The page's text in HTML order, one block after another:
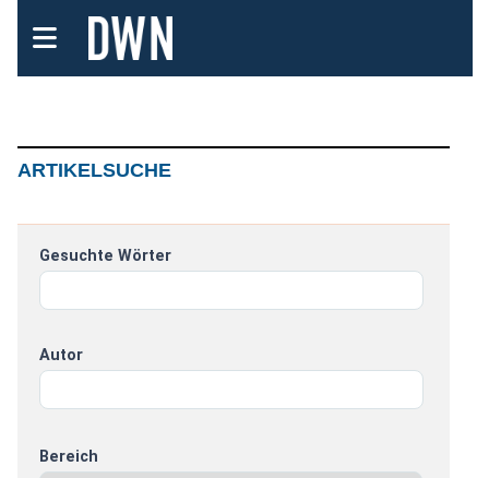
ARTIKELSUCHE
Gesuchte Wörter
Autor
Bereich